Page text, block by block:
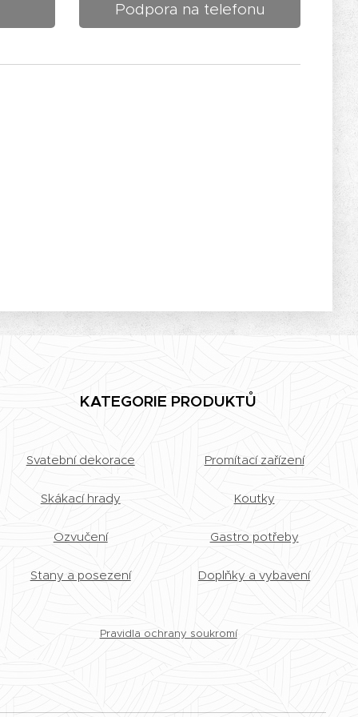
Podpora na telefonu
KATEGORIE PRODUKTŮ
Svatební dekorace
Skákací hrady
Ozvučení
Stany a posezení
Promítací zařízení
Koutky
Gastro potřeby
Doplňky a vybavení
Pravidla ochrany soukromí